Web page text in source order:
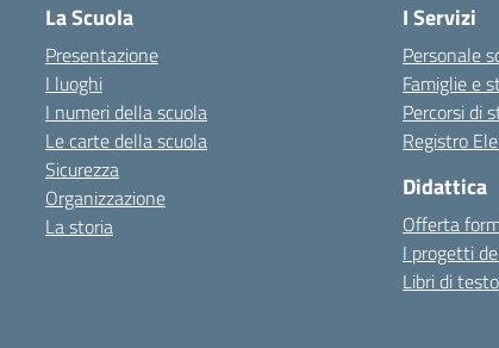
La Scuola
Presentazione
I luoghi
I numeri della scuola
Le carte della scuola
Sicurezza
Organizzazione
La storia
I Servizi
Personale
Famiglie e
Percorsi di
Registro
Didattica
Offerta
I progetti
Libri di testo